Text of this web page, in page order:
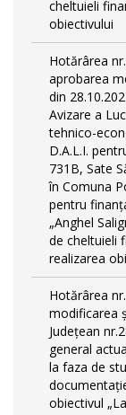
cheltuieli
obiectivului
Hotărârea
aprobarea
din
Avizare a
tehnico-
D.A.L.I.
731B, Sate
în Comuna
pentru
„Anghel
de cheltuieli
realizarea
Hotărârea
modificarea
Județean
general
la faza de
obiectivul